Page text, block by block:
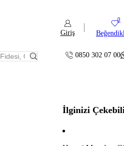
Giriş
0
0850 302 07 00
İlginizi